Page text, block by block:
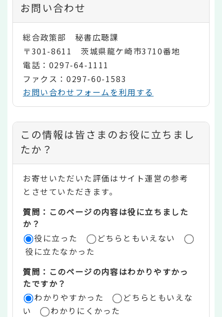
お問い合わせ
総合政策部 秘書広聴課
〒301-8611 茨城県龍ケ崎市3710番地
電話：0297-64-1111
ファクス：0297-60-1583
お問い合わせフォームを利用する
コ
ン
テ
ン
ツ
評
価
リ
ア
この情報は皆さまのお役に立ちまし
たか？
お寄せいただいた評価はサイト運営の参考
とさせていただきます。
質問：このページの内容は役に立ちました
か？
役に立った
どちらともいえない
役に立たなかった
質問：このページの内容はわかりやすかっ
たですか？
わかりやすかった
どちらともいえな
い
わかりにくかった